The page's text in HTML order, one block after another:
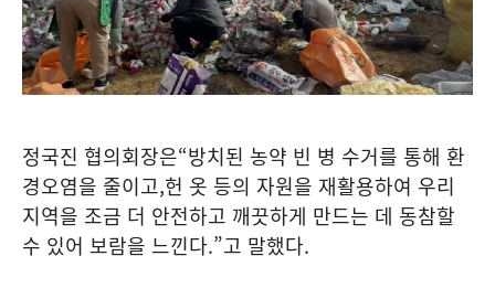
정국진 협의회장은“방치된 농약 빈 병 수거를 통해 환
경오염을 줄이고,헌 옷 등의 자원을 재활용하여 우리
지역을 조금 더 안전하고 깨끗하게 만드는 데 동참할
수 있어 보람을 느낀다.”고 말했다.